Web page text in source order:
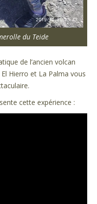
du Teide
de l’ancien volcan
Hierro et La Palma vous
cette expérience :